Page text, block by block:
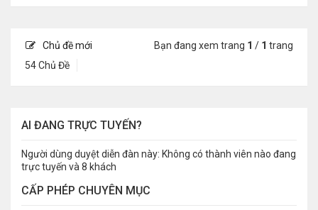
Chủ đề mới
54 Chủ Đề
Bạn đang xem trang 1 / 1 trang
AI ĐANG TRỰC TUYẾN?
Người dùng duyệt diễn đàn này: Không có thành viên nào đang
trực tuyến và 8 khách
CẤP PHÉP CHUYÊN MỤC